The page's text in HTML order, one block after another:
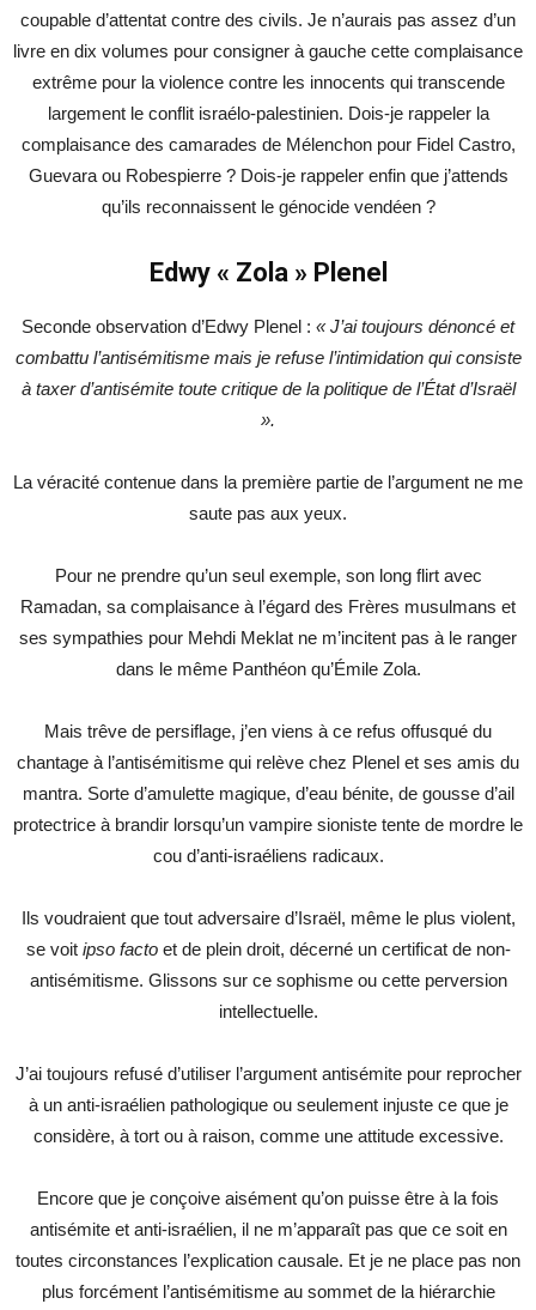
coupable d’attentat contre des civils. Je n’aurais pas assez d’un
livre en dix volumes pour consigner à gauche cette complaisance
extrême pour la violence contre les innocents qui transcende
largement le conflit israélo-palestinien. Dois-je rappeler la
complaisance des camarades de Mélenchon pour Fidel Castro,
Guevara ou Robespierre ? Dois-je rappeler enfin que j’attends
qu’ils reconnaissent le génocide vendéen ?
Edwy « Zola » Plenel
Seconde observation d’Edwy Plenel : « J’ai toujours dénoncé et
combattu l’antisémitisme mais je refuse l’intimidation qui consiste
à taxer d’antisémite toute critique de la politique de l’État d’Israël
».
La véracité contenue dans la première partie de l’argument ne me
saute pas aux yeux.
Pour ne prendre qu’un seul exemple, son long flirt avec
Ramadan, sa complaisance à l’égard des Frères musulmans et
ses sympathies pour Mehdi Meklat ne m’incitent pas à le ranger
dans le même Panthéon qu’Émile Zola.
Mais trêve de persiflage, j’en viens à ce refus offusqué du
chantage à l’antisémitisme qui relève chez Plenel et ses amis du
mantra. Sorte d’amulette magique, d’eau bénite, de gousse d’ail
protectrice à brandir lorsqu’un vampire sioniste tente de mordre le
cou d’anti-israéliens radicaux.
Ils voudraient que tout adversaire d’Israël, même le plus violent,
se voit ipso factoet de plein droit, décerné un certificat de non-
antisémitisme. Glissons sur ce sophisme ou cette perversion
intellectuelle.
J’ai toujours refusé d’utiliser l’argument antisémite pour reprocher
à un anti-israélien pathologique ou seulement injuste ce que je
considère, à tort ou à raison, comme une attitude excessive.
Encore que je conçoive aisément qu’on puisse être à la fois
antisémite et anti-israélien, il ne m’apparaît pas que ce soit en
toutes circonstances l’explication causale. Et je ne place pas non
plus forcément l’antisémitisme au sommet de la hiérarchie